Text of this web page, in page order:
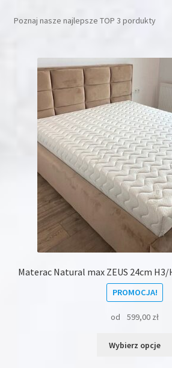
Poznaj nasze najlepsze TOP 3 pordukty
Materac Natural max ZEUS 24cm
PROMOCJA!
od 599,00 zł
Wybierz opcje